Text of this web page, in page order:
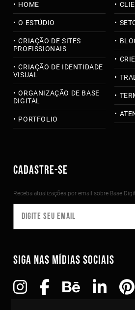
HOME
O ESTÚDIO
CRIAÇÃO DE SITES
PROFISSIONAIS
CRIAÇÃO DE IDENTIDADE
VISUAL
ORGANIZAÇÃO DE BASE
DIGITAL
PORTFOLIO
CADASTRE-SE
Receba atualizações por email sobre Base
SIGA NAS MÍDIAS SOCIAIS